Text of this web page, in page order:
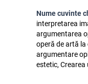
Nume cuvinte
interpretarea
argumentarea
operă de artă
argumentare
estetic,